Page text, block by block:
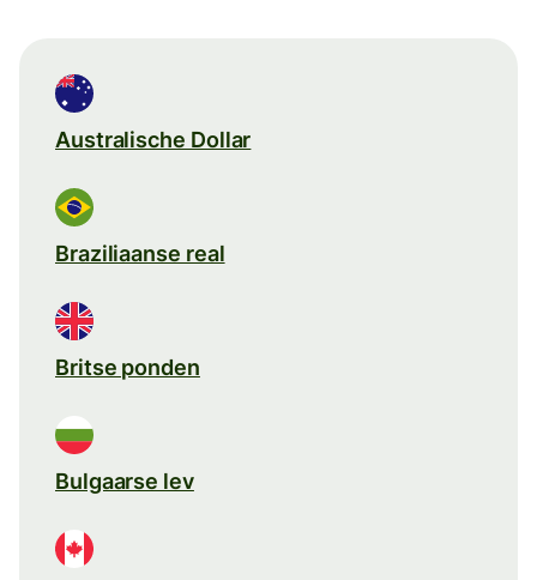
Australische Dollar
Braziliaanse real
Britse ponden
Bulgaarse lev